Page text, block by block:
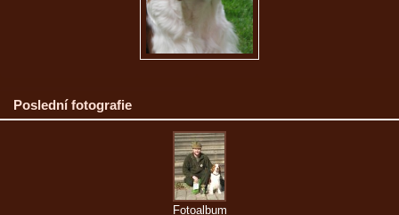
Poslední fotografie
Fotoalbum